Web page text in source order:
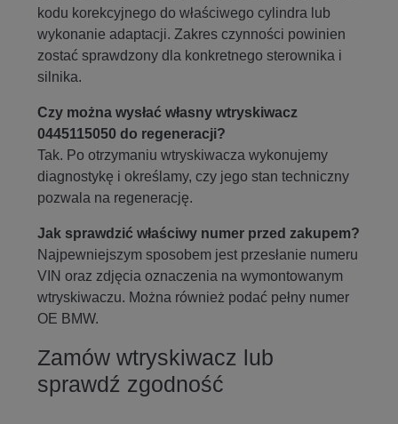
kodu korekcyjnego do właściwego cylindra lub
wykonanie adaptacji. Zakres czynności powinien
zostać sprawdzony dla konkretnego sterownika i
silnika.
Czy można wysłać własny wtryskiwacz
0445115050 do regeneracji?
Tak. Po otrzymaniu wtryskiwacza wykonujemy
diagnostykę i określamy, czy jego stan techniczny
pozwala na regenerację.
Jak sprawdzić właściwy numer przed zakupem?
Najpewniejszym sposobem jest przesłanie numeru
VIN oraz zdjęcia oznaczenia na wymontowanym
wtryskiwaczu. Można również podać pełny numer
OE BMW.
Zamów wtryskiwacz lub
sprawdź zgodność